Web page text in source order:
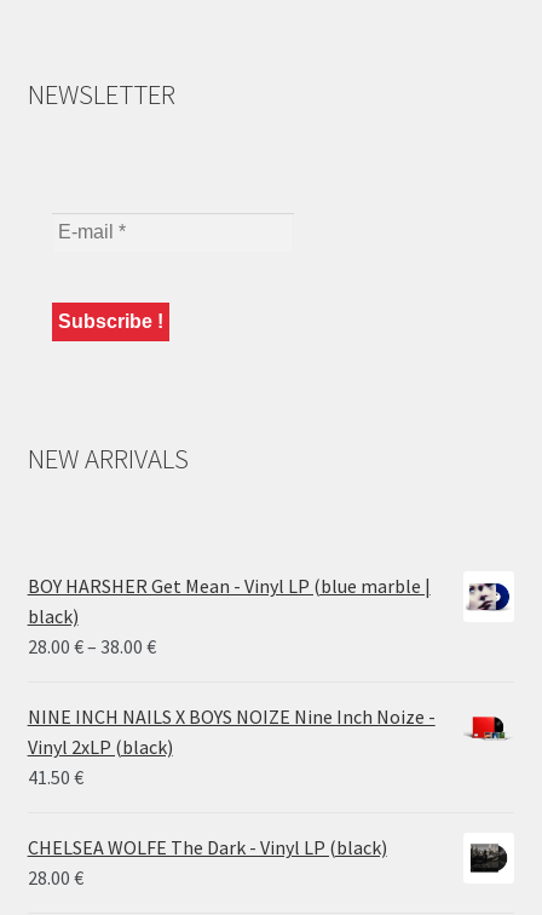
NEWSLETTER
NEW ARRIVALS
BOY HARSHER Get Mean - Vinyl LP (blue marble |
black)
28.00 €– 38.00 €Price
28.00 €
through
NINE INCH NAILS X BOYS NOIZE Nine Inch Noize -
Vinyl 2xLP (black)
41.50 €
CHELSEA WOLFE The Dark - Vinyl LP (black)
28.00 €